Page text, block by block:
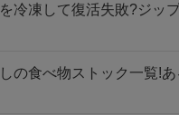
冷凍して復活失敗?ジッ
の食べ物ストック一覧!